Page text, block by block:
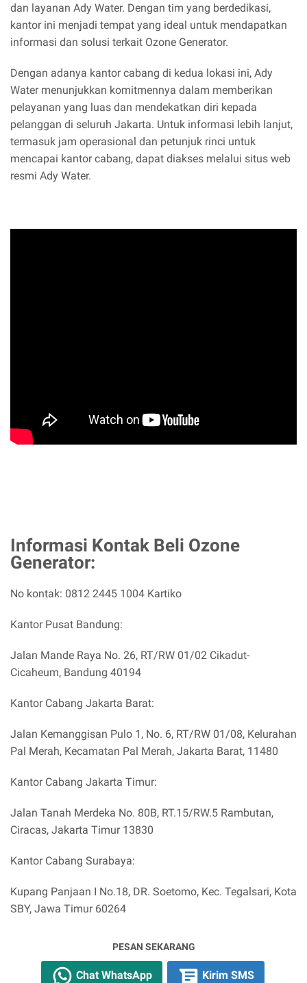
dan layanan Ady Water. Dengan tim yang berdedikasi,
kantor ini menjadi tempat yang ideal untuk mendapatkan
informasi dan solusi terkait Ozone Generator.
Dengan adanya kantor cabang di kedua lokasi ini, Ady
Water menunjukkan komitmennya dalam memberikan
pelayanan yang luas dan mendekatkan diri kepada
pelanggan di seluruh Jakarta. Untuk informasi lebih lanjut,
termasuk jam operasional dan petunjuk rinci untuk
mencapai kantor cabang, dapat diakses melalui situs web
resmi Ady Water.
Informasi Kontak Beli Ozone
Generator:
No kontak: 0812 2445 1004 Kartiko
Kantor Pusat Bandung:
Jalan Mande Raya No. 26, RT/RW 01/02 Cikadut-
Cicaheum, Bandung 40194
Kantor Cabang Jakarta Barat:
Jalan Kemanggisan Pulo 1, No. 6, RT/RW 01/08, Kelurahan
Pal Merah, Kecamatan Pal Merah, Jakarta Barat, 11480
Kantor Cabang Jakarta Timur:
Jalan Tanah Merdeka No. 80B, RT.15/RW.5 Rambutan,
Ciracas, Jakarta Timur 13830
Kantor Cabang Surabaya:
Kupang Panjaan I No.18, DR. Soetomo, Kec. Tegalsari, Kota
SBY, Jawa Timur 60264
PESAN SEKARANG
Chat WhatsApp Kirim SMS